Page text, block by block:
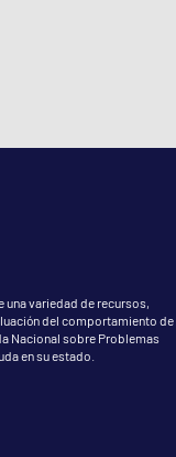
una variedad de recursos,
del comportamiento de
Nacional sobre Problemas
en su estado.